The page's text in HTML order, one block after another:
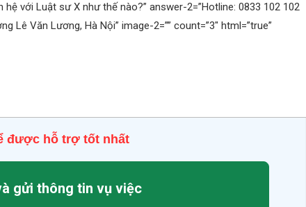
hệ với Luật sư X như thế nào?” answer-2=”Hotline: 0833 102 102
Văn Lương, Hà Nội” image-2=”” count=”3″ html=”true”
được hỗ trợ tốt nhất
gửi thông tin vụ việc